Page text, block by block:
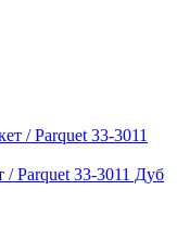
Parquet 33-3011 Дуб